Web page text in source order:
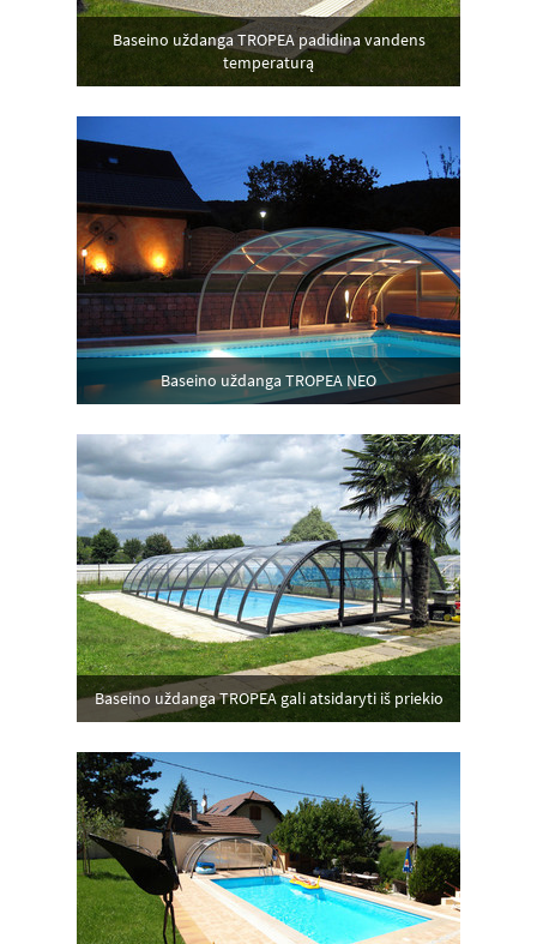
Baseino uždanga TROPEA padidina vandens
temperaturą
Baseino uždanga TROPEA NEO
Baseino uždanga TROPEA gali atsidaryti iš priekio